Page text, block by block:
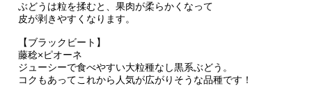
ぶどうは粒を揉むと、果肉が柔らかくなって
皮が剥きやすくなります。
【ブラックビート】
藤稔×ピオーネ
ジューシーで食べやすい大粒種なし黒系ぶどう。
コクもあってこれから人気が広がりそうな品種です！